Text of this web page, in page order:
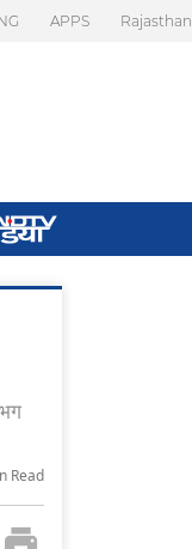
APPS Rajasthan
Read